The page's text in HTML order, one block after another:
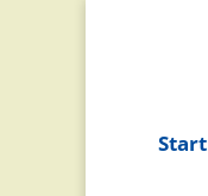
Start